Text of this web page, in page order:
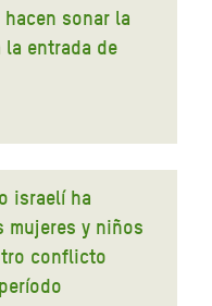
hacen sonar la
la entrada de
israelí ha
mujeres y niños
conflicto